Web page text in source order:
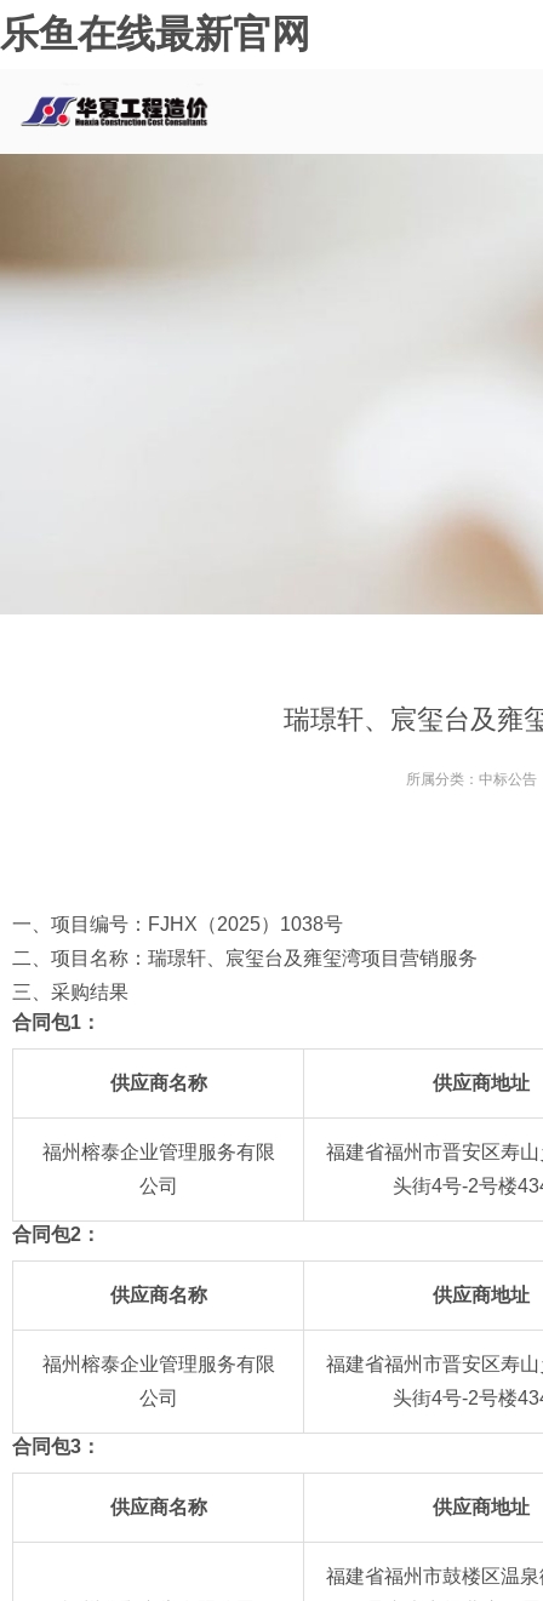
乐鱼在线最新官网
瑞璟轩、宸玺台及雍
所属分类： 中标公告
一、项目编号：FJHX（2025）1038号
二、项目名称：瑞璟轩、宸玺台及雍玺湾项目营销服务
三、采购结果
合同包1：
供应商名称 供应商地址
福州榕泰企业管理服务有限
公司
福建省福州市晋安区寿
头街4号-2号楼
合同包2：
供应商名称 供应商地址
福州榕泰企业管理服务有限
公司
福建省福州市晋安区寿
头街4号-2号楼
合同包3：
供应商名称 供应商地址
福建省福州市鼓楼区温